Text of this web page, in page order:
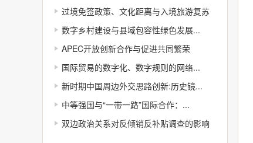
过境免签政策、文化距离与入境旅游复苏
数字乡村建设与县域包容性绿色发展...
APEC开放创新合作与促进共同繁荣
国际贸易的数字化、数字规则的网络...
新时期中国周边外交思路创新:历史镜...
中等强国与“一带一路”国际合作：...
双边政治关系对反倾销反补贴调查的影响